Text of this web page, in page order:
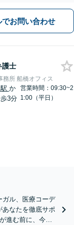
でお問い合わせ
護士
務所 船橋オフィス
か
3分
営業時間：09:30~2
1:00（平日）
ガル、医療コーデ
あなたを徹底サポ
進む前に、今す